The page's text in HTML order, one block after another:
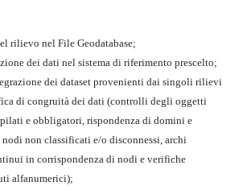
rilievo nel File Geodatabase;
dei dati nel sistema di riferimento prescelto;
dei dataset provenienti dai singoli rilievi
di congruità dei dati (controlli degli oggetti
e obbligatori, rispondenza di domini e
non classificati e/o disconnessi, archi
in corrispondenza di nodi e verifiche
alfanumerici);